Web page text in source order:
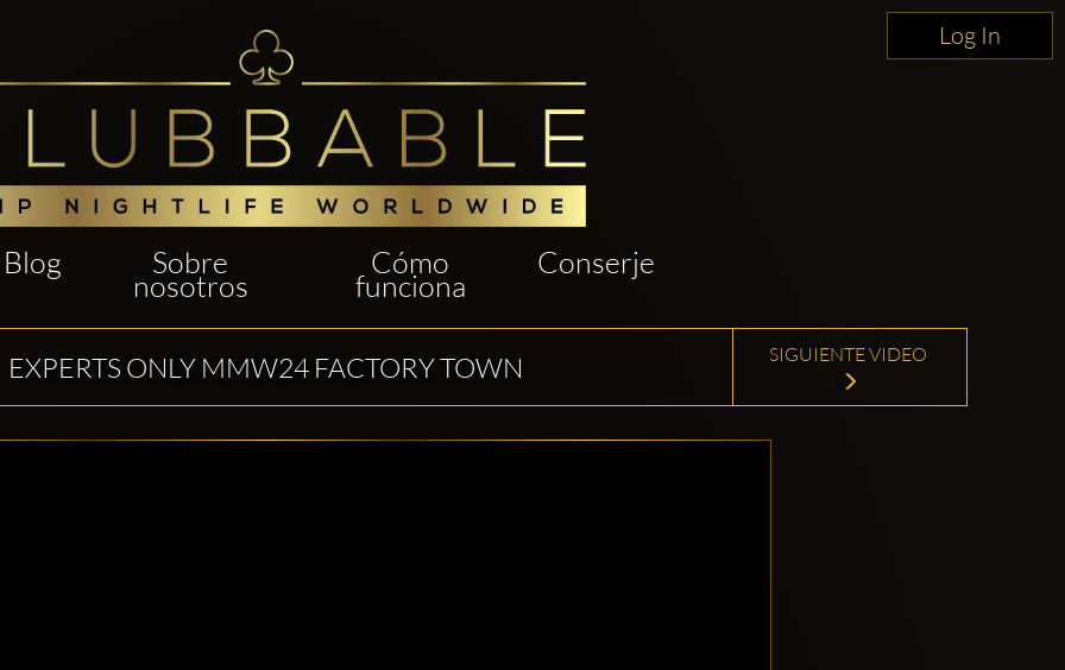
Log In
Blog Sobre
nosotros
Cómo
funciona
Conserje
EXPERTS ONLY MMW24 FACTORY TOWN SIGUIENTE VIDEO